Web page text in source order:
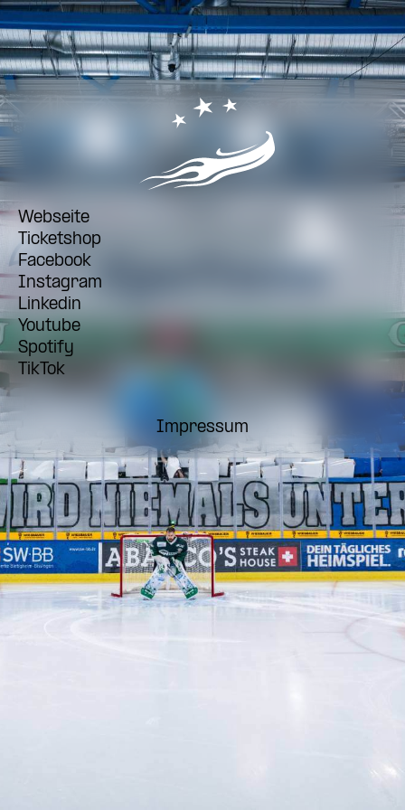
Webseite
Ticketshop
Facebook
Instagram
Linkedin
Youtube
Spotify
TikTok
Impressum